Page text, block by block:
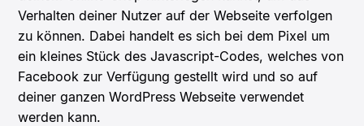
Verhalten deiner Nutzer auf der Webseite verfolgen
zu können. Dabei handelt es sich bei dem Pixel um
ein kleines Stück des Javascript-Codes, welches von
Facebook zur Verfügung gestellt wird und so auf
deiner ganzen WordPress Webseite verwendet
werden kann.